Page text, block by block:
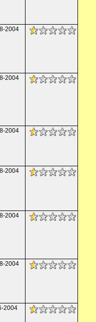
2004
2004
2004
2004
2004
2004
2004